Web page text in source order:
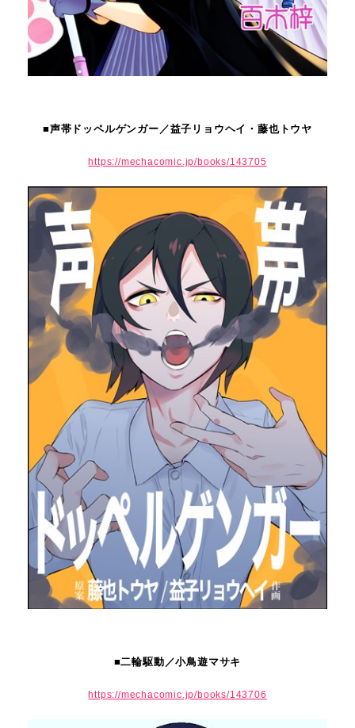
■声帯ドッペルゲンガー／益子リョウヘイ・藤也トウヤ
https://mechacomic.jp/books/143705
■二輪駆動／小鳥遊マサキ
https://mechacomic.jp/books/143706